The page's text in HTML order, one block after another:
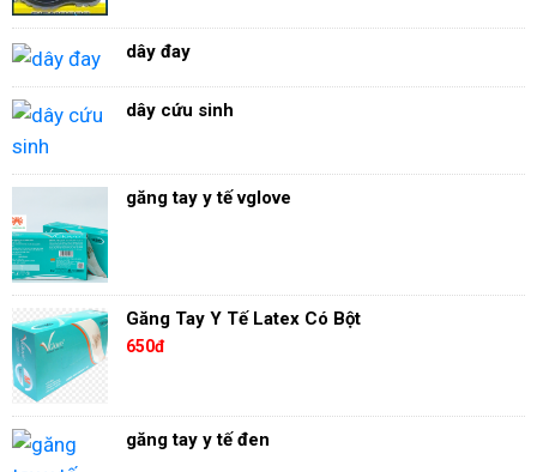
dây đay
dây cứu sinh
găng tay y tế vglove
Găng Tay Y Tế Latex Có Bột
650đ
găng tay y tế đen